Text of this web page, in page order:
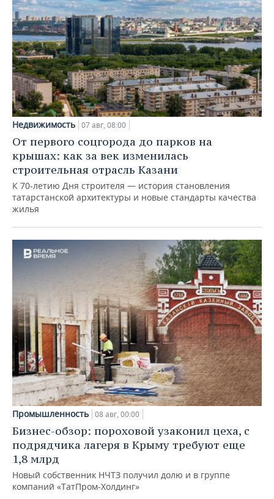
Недвижимость 07 авг, 08:00
От первого соцгорода до парков на
крышах: как за век изменилась
строительная отрасль Казани
К 70-летию Дня строителя — история становления
татарстанской архитектуры и новые стандарты качества
жилья
Промышленность 08 авг, 00:00
Бизнес-обзор: пороховой узаконил цеха, с
подрядчика лагеря в Крыму требуют еще
1,8 млрд
Новый собственник НЧТЗ получил долю и в группе
компаний «ТатПром-Холдинг»